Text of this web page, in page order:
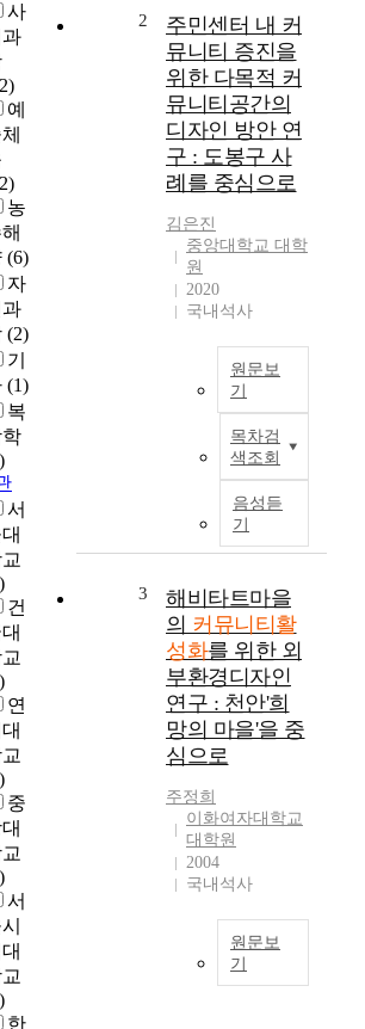
사
예
농
(6)
자
(2)
기
(1)
복
서
건
연
중
서
한
2
주민센터 내 커
뮤니티 증진을
위한 다목적 커
뮤니티공간의
디자인 방안 연
구 : 도봉구 사
례를 중심으로
김은진
중앙대학교 대학
원
2020
국내석사
원문보
기
목차검
색조회
음성듣
기
3
해비타트마을
의 커뮤니티활
성화를 위한 외
부환경디자인
연구 : 천안'희
망의 마을'을 중
심으로
주정희
이화여자대학교
대학원
2004
국내석사
원문보
기